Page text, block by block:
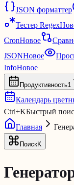
JSON форматтер
Тестер Regex
CronНовое
JSONНовое
InfoНовое
Продуктивность1
Календарь
Ctrl+KБыстрый
Главная
ПоискK